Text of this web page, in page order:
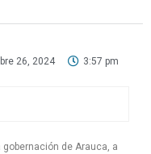
26, 2024 3:57 pm
gobernación de Arauca, a